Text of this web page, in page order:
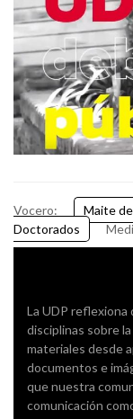
Vocero:
Maite
Doctorados
La UDP reflexiona
disciplinas sobre
materiales desde
documentos e
que nuestra
comunicación